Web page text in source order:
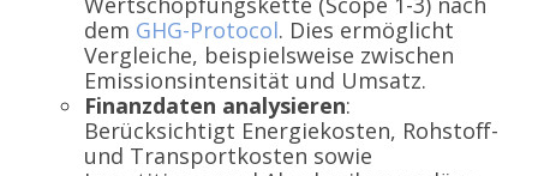
dem GHG-Protocol. Dies ermöglicht
Vergleiche, beispielsweise zwischen
Emissionsintensität und Umsatz.
Finanzdaten analysieren:
Berücksichtigt Energiekosten, Rohstoff-
und Transportkosten sowie